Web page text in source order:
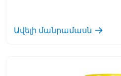
Ավելի մանրամասն